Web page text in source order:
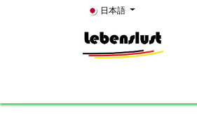
コンテンツへスキップ日本語